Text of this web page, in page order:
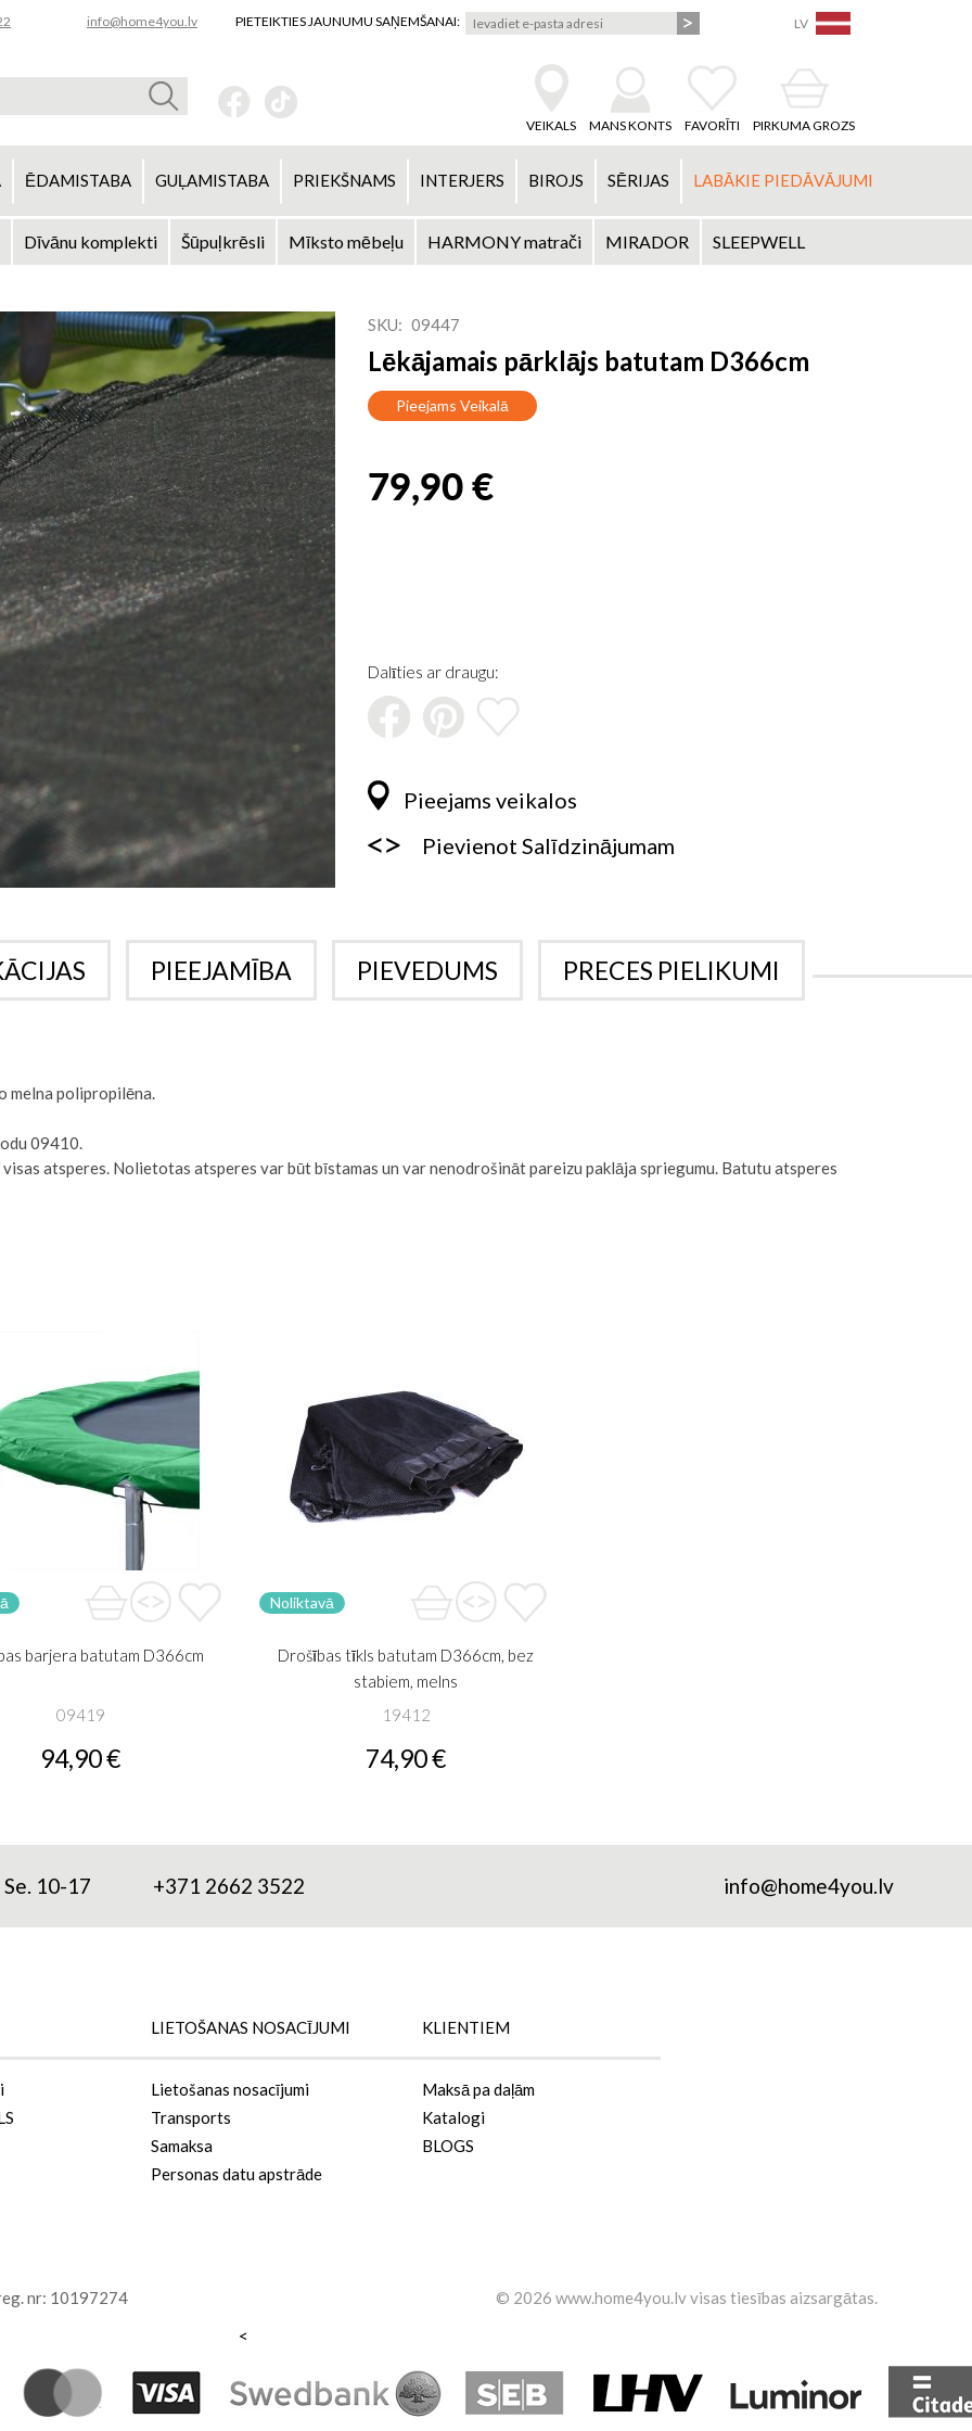
info@home4you.lv PIETEIKTIES JAUNUMU SAŅEMŠANAI: LV
VEIKALS MANS KONTS FAVORĪTI PIRKUMA GROZS
ĒDAMISTABA GUĻAMISTABA PRIEKŠNAMS INTERJERS BIROJS SĒRIJAS LABĀKIE PIEDĀVĀJUMI
Dīvānu komplekti Šūpuļkrēsli Mīksto mēbeļu HARMONY matrači MIRADOR
SLEEPWELL
SKU 09447
Lēkājamais pārklājs batutam D366cm
Pieejams Veikalā
79,90 €
Dalīties ar draugu:
Pieejams veikalos
Pievienot Salīdzinājumam
melna polipropilēna.
09410.
atsperes. Nolietotas atsperes var būt bīstamas un var nenodrošināt pareizu paklāja spriegumu. Batutu atsperes
PIEEJAMĪBA PIEVEDUMS PRECES PIELIKUMI
barjera batutam D366cm
09419
94,90 €
Noliktavā
Drošības tīkls batutam D366cm, bez
stabiem, melns
19412
74,90 €
10-17 +371 2662 3522 info@home4you.lv
LIETOŠANAS NOSACĪJUMI
Lietošanas nosacījumi
Transports
Samaksa
Personas datu apstrāde
KLIENTIEM
Maksā pa daļām
Katalogi
BLOGS
nr: 10197274 © 2026 www.home4you.lvvisas tiesības aizsargātas
<